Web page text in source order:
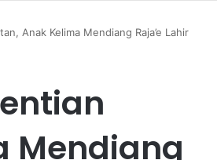
Anak Kelima Mendiang Raja’e Lahir
Mendiang